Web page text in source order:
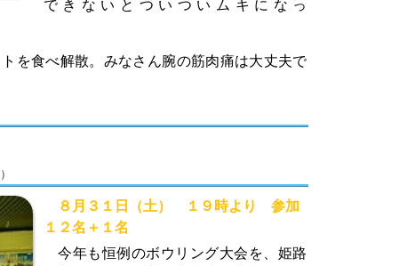
できないとついついムキになっ
を食べ解散。みなさん腕の筋肉痛は大丈夫で
８月３１日（土） １９時より 参加
１２名＋１名
今年も恒例のボウリング大会を、姫路